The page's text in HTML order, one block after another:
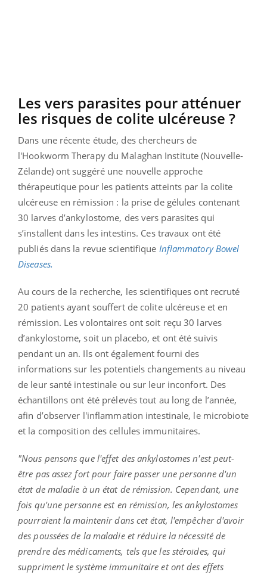
Les vers parasites pour atténuer
les risques de colite ulcéreuse ?
Dans une récente étude, des chercheurs de
l'Hookworm Therapy du Malaghan Institute (Nouvelle-
Zélande) ont suggéré une nouvelle approche
thérapeutique pour les patients atteints par la colite
ulcéreuse en rémission : la prise de gélules contenant
30 larves d’ankylostome, des vers parasites qui
s’installent dans les intestins. Ces travaux ont été
publiés dans la revue scientifique Inflammatory Bowel
Diseases.
Au cours de la recherche, les scientifiques ont recruté
20 patients ayant souffert de colite ulcéreuse et en
rémission. Les volontaires ont soit reçu 30 larves
d’ankylostome, soit un placebo, et ont été suivis
pendant un an. Ils ont également fourni des
informations sur les potentiels changements au niveau
de leur santé intestinale ou sur leur inconfort. Des
échantillons ont été prélevés tout au long de l’année,
afin d’observer l'inflammation intestinale, le microbiote
et la composition des cellules immunitaires.
"Nous pensons que l'effet des ankylostomes n'est peut-
être pas assez fort pour faire passer une personne d'un
état de maladie à un état de rémission. Cependant, une
fois qu'une personne est en rémission, les ankylostomes
pourraient la maintenir dans cet état, l'empêcher d'avoir
des poussées de la maladie et réduire la nécessité de
prendre des médicaments, tels que les stéroïdes, qui
suppriment le système immunitaire et ont des effets